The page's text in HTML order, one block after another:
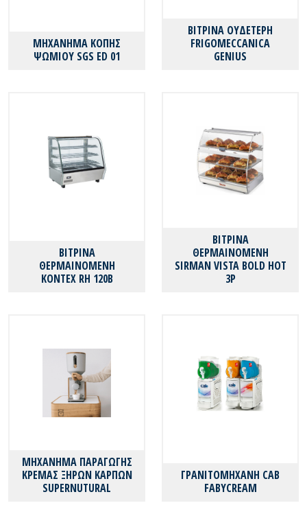
ΜΗΧΑΝΗΜΑ ΚΟΠΗΣ
ΨΩΜΙΟΥ SGS ED 01
ΒΙΤΡΙΝΑ ΟΥΔΕΤΕΡΗ
FRIGOMECCANICA
GENIUS
ΒΙΤΡΙΝΑ
ΘΕΡΜΑΙΝΟΜΕΝΗ
KONTEX RΗ 120B
ΒΙΤΡΙΝΑ
ΘΕΡΜΑΙΝΟΜΕΝΗ
SIRMAN VISTA BOLD HOT
3P
ΜΗΧΑΝΗΜΑ ΠΑΡΑΓΩΓΗΣ
ΚΡΕΜΑΣ ΞΗΡΩΝ ΚΑΡΠΩΝ
SUPERNUTURAL
ΓΡΑΝΙΤΟΜΗΧΑΝΗ CAB
FABYCREAM